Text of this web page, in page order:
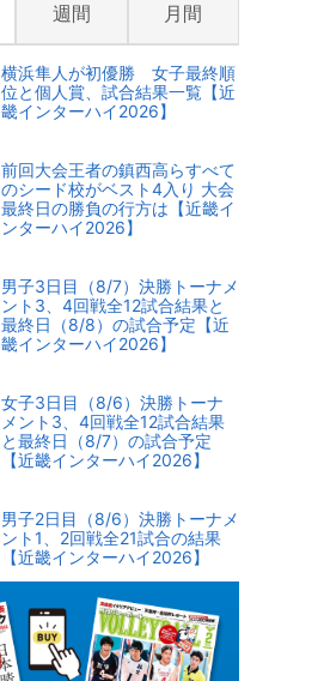
週間 月間
横浜隼人が初優勝 女子最終順
位と個人賞、試合結果一覧【近
畿インターハイ2026】
前回大会王者の鎮西高らすべて
のシード校がベスト4入り 大会
最終日の勝負の行方は【近畿イ
ンターハイ2026】
男子3日目（8/7）決勝トーナメ
ント3、4回戦全12試合結果と
最終日（8/8）の試合予定【近
畿インターハイ2026】
女子3日目（8/6）決勝トーナ
メント3、4回戦全12試合結果
と最終日（8/7）の試合予定
【近畿インターハイ2026】
男子2日目（8/6）決勝トーナメ
ント1、2回戦全21試合の結果
【近畿インターハイ2026】